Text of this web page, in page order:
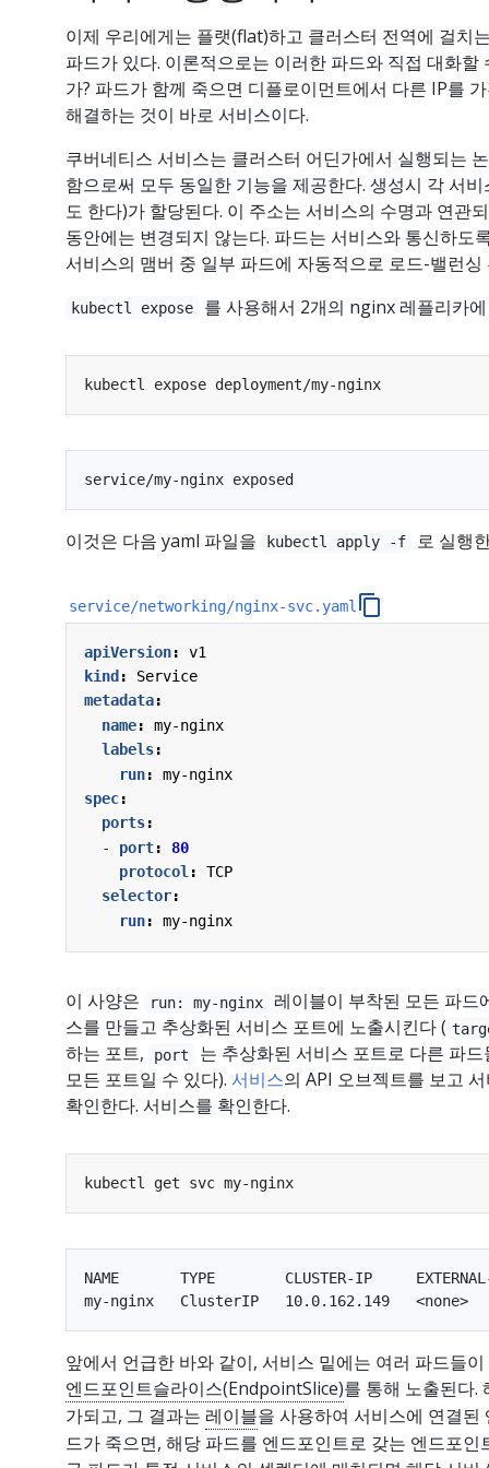
이제 우리에게는 플랫(flat)하고 클러스터 전역에 걸치
파드가 있다. 이론적으로는 이러한 파드와 직접 대화
가? 파드가 함께 죽으면 디플로이먼트에서 다른 IP를
해결하는 것이 바로 서비스이다.
쿠버네티스 서비스는 클러스터 어딘가에서 실행되는
함으로써 모두 동일한 기능을 제공한다. 생성시 각 서
도 한다)가 할당된다. 이 주소는 서비스의 수명과 연관
동안에는 변경되지 않는다. 파드는 서비스와 통신하도
서비스의 맴버 중 일부 파드에 자동적으로 로드-밸런싱
kubectl expose 를 사용해서 2개의 nginx 레플리카
이것은 다음 yaml 파일을 kubectl apply -f 로 실행
service/networking/nginx-svc.yaml
apiVersion:
v1
kind :
Service
metadata:
name:
my-nginx
labels:
run:
my-nginx
spec:
ports:
- port:
80
protocol :
TCP
selector:
run: my-nginx
이 사양은 run: my-nginx
레이블이 부착된 모든 파드
스를 만들고 추상화된 서비스 포트에 노출시킨다 (
하는 포트, port
는 추상화된 서비스 포트로 다른 파
모든 포트일 수 있다). 서비스의 API 오브젝트를 보고
확인한다. 서비스를 확인한다.
NAME       TYPE        CLUSTER-IP
앞에서 언급한 바와 같이, 서비스 밑에는 여러 파드들
엔드포인트슬라이스(EndpointSlice)를 통해 노출된다.
가되고, 그 결과는 레이블을 사용하여 서비스에 연결된
드가 죽으면, 해당 파드를 엔드포인트로 갖는 엔드포